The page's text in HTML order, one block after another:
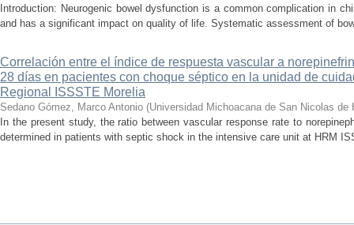
Introduction: Neurogenic bowel dysfunction is a common complication in
and has a significant impact on quality of life. Systematic assessment of
Correlación entre el índice de respuesta vascular a
28 días en pacientes con choque séptico en la unidad de
Regional ISSSTE Morelia
Sedano Gómez, Marco Antonio (Universidad Michoacana de San Nicolas de
In the present study, the ratio between vascular response rate to
determined in patients with septic shock in the intensive care unit at HRM